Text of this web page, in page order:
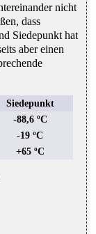
nicht
dass
Siedepunkt hat
aber einen
Siedepunkt
-88,6 ºC
-19 ºC
+65 ºC